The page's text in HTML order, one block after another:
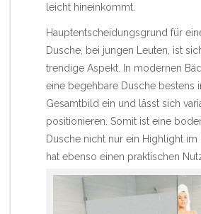
leicht hineinkommt.
Hauptentscheidungsgrund für
Dusche , bei jungen Leuten, ist
trendige Aspekt. In modernen
eine begehbare Dusche bestens
Gesamtbild ein und lässt sich
positionieren. Somit ist eine
Dusche nicht nur ein Highlight im
hat ebenso einen praktischen